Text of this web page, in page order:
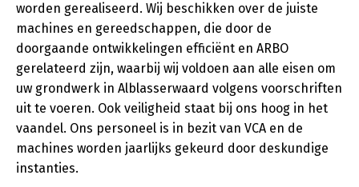
worden gerealiseerd. Wij beschikken over de juiste
machines en gereedschappen, die door de
doorgaande ontwikkelingen efficiënt en ARBO
gerelateerd zijn, waarbij wij voldoen aan alle eisen om
uw grondwerk in Alblasserwaard volgens voorschriften
uit te voeren. Ook veiligheid staat bij ons hoog in het
vaandel. Ons personeel is in bezit van VCA en de
machines worden jaarlijks gekeurd door deskundige
instanties.